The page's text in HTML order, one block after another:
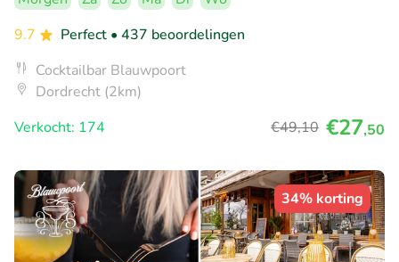
9.7
Perfect • 437 beoordelingen
Cocktailbar Blauwpoort
Dordrecht (2km)
Verkocht: 174
€49,10 €27,50
34% korting